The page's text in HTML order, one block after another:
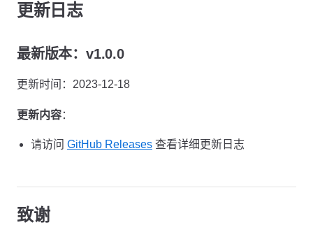
更新日志
最新版本：v1.0.0
更新时间：2023-12-18
更新内容：
请访问 GitHub Releases 查看详细更新日志
致谢